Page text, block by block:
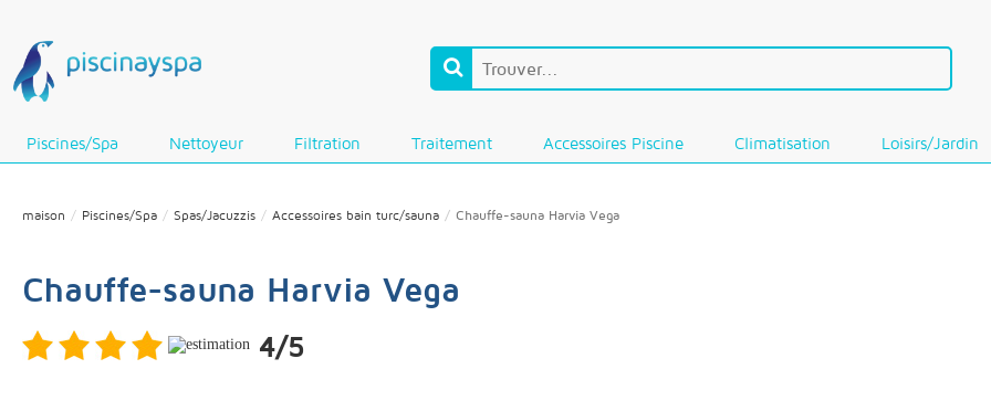
Piscines/Spa Nettoyeur Filtration Traitement Accessoires Piscine Climatisation Loisirs/Jardin
maison Piscines/Spa Spas/Jacuzzis Accessoires bain turc/sauna Chauffe-sauna Harvia Vega
Chauffe-sauna Harvia Vega
4/5